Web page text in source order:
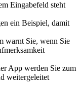
Eingabefeld steht
ein Beispiel, damit
warnt Sie, wenn Sie
App werden Sie zum
weitergeleitet